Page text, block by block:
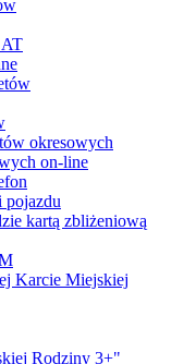
okresowych
on-line
pojazdu
kartą zbliżeniową
Karcie Miejskiej
Rodziny 3+"